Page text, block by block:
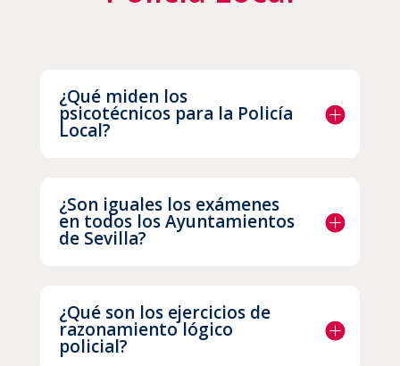
¿Qué miden los
psicotécnicos para la Policía
Local?
¿Son iguales los exámenes
en todos los Ayuntamientos
de Sevilla?
¿Qué son los ejercicios de
razonamiento lógico
policial?